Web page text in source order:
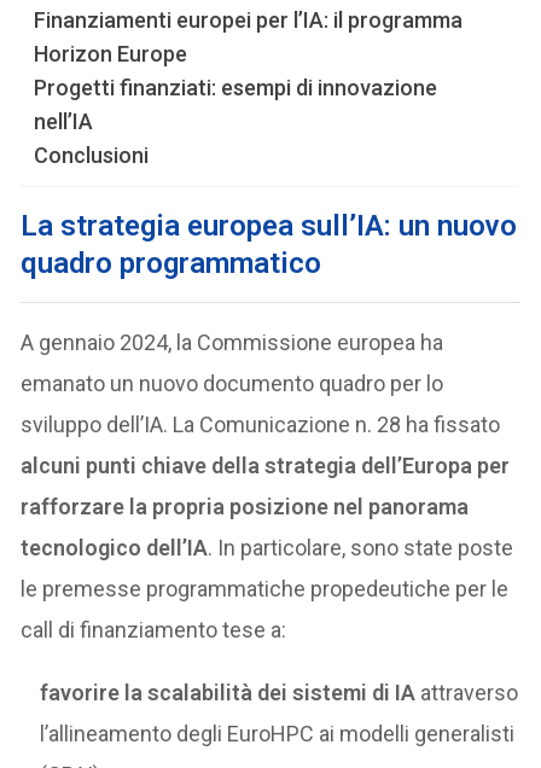
Finanziamenti europei per l’IA: il programma
Horizon Europe
Progetti finanziati: esempi di innovazione
nell’IA
Conclusioni
La strategia europea sull’IA: un nuovo
quadro programmatico
A gennaio 2024, la Commissione europea ha
emanato un nuovo documento quadro per lo
sviluppo dell’IA. La Comunicazione n. 28 ha fissato
alcuni punti chiave della strategia dell’Europa per
rafforzare la propria posizione nel panorama
tecnologico dell’IA. In particolare, sono state poste
le premesse programmatiche propedeutiche per le
call di finanziamento tese a:
favorire la scalabilità dei sistemi di IA attraverso
l’allineamento degli EuroHPC ai modelli generalisti